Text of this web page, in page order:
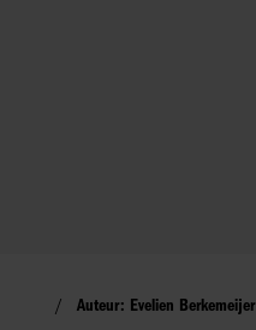
Auteur: Evelien Berkemeijer